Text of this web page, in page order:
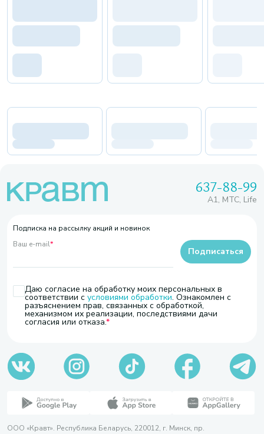
637-88-99
A1, МТС, Life
Подписка на рассылку акций и новинок
Ваш e-mail*
Даю согласие на обработку моих персональных в
соответствии с условиями обработки. Ознакомлен с
разъяснением прав, связанных с обработкой,
механизмом их реализации, последствиями дачи
согласия или отказа.
Подписаться
ООО «Кравт». Республика Беларусь, 220012, г. Минск, пр.